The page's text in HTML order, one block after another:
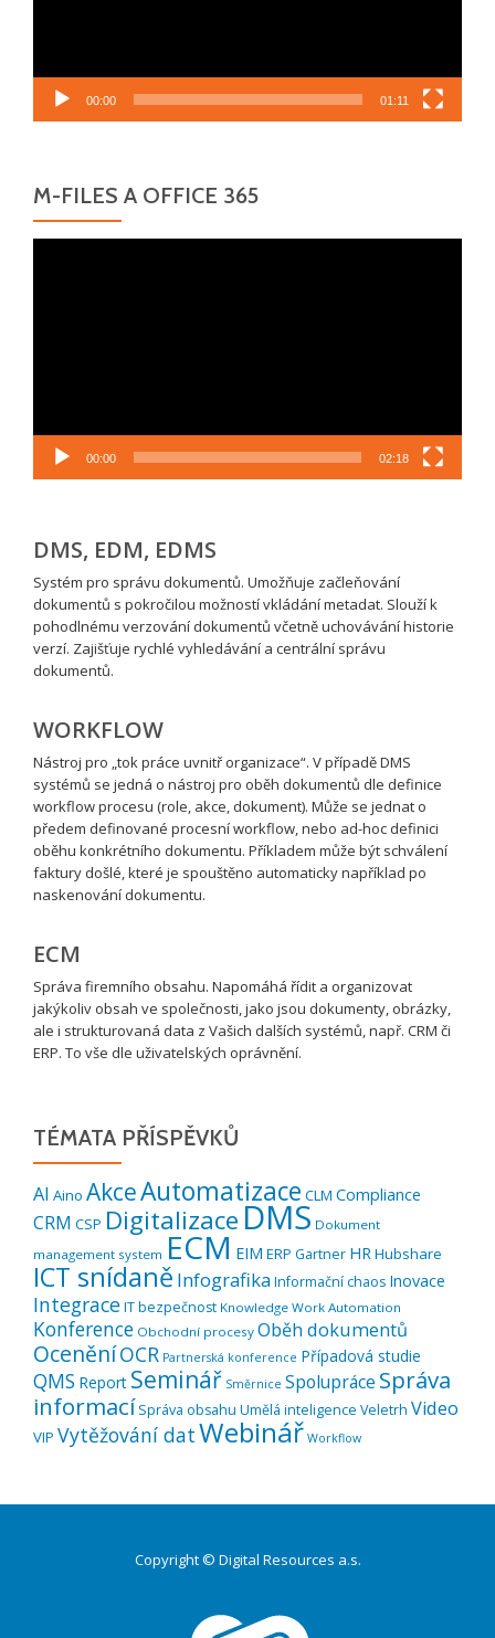
00:00 01:11
M-FILES A OFFICE 365
00:00 02:18
DMS, EDM, EDMS
Systém pro správu dokumentů. Umožňuje začleňování
dokumentů s pokročilou možností vkládání metadat. Slouží k
pohodlnému verzování dokumentů včetně uchovávání historie
verzí. Zajišťuje rychlé vyhledávání a centrální správu
dokumentů.
WORKFLOW
Nástroj pro „tok práce uvnitř organizace“. V případě DMS
systémů se jedná o nástroj pro oběh dokumentů dle definice
workflow procesu (role, akce, dokument). Může se jednat o
předem definované procesní workflow, nebo ad-hoc definici
oběhu konkrétního dokumentu. Příkladem může být schválení
faktury došlé, které je spouštěno automaticky například po
naskenování dokumentu.
ECM
Správa firemního obsahu. Napomáhá řídit a organizovat
jakýkoliv obsah ve společnosti, jako jsou dokumenty, obrázky,
ale i strukturovaná data z Vašich dalších systémů, např. CRM či
ERP. To vše dle uživatelských oprávnění.
TÉMATA PŘÍSPĚVKŮ
AI Aino AkceAutomatizace CLM Compliance
CRM CSP Digitalizace DMS Dokument
management system ECM EIM ERP Gartner HR Hubshare
ICT snídaně InfografikaInformační chaos Inovace
IntegraceIT bezpečnost Knowledge Work Automation
Konference Obchodní procesy Oběh dokumentů
OceněníOCR Partnerská konference Případová studie
QMS Report Seminář Směrnice Spolupráce Správa
informací Správa obsahu Umělá inteligence Veletrh Video
VIP Vytěžování datWebinář Workflow
Copyright © Digital Resources a.s.